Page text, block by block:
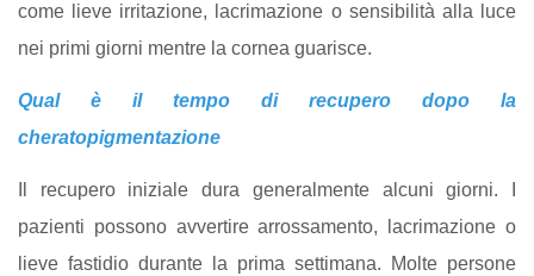
come lieve irritazione, lacrimazione o sensibilità alla luce
nei primi giorni mentre la cornea guarisce.
Qual è il tempo di recupero dopo la
cheratopigmentazione
Il recupero iniziale dura generalmente alcuni giorni. I
pazienti possono avvertire arrossamento, lacrimazione o
lieve fastidio durante la prima settimana. Molte persone